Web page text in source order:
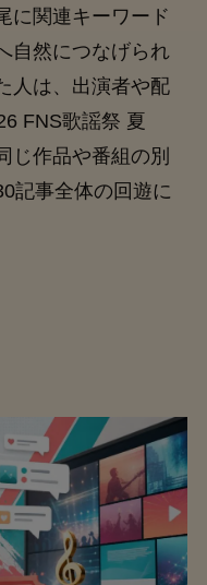
に関連キーワード
自然につなげられ
人は、出演者や配
FNS歌謡祭 夏
じ作品や番組の別
記事全体の回遊に